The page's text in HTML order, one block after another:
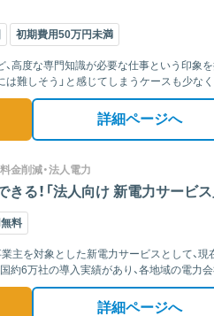
初期費用50万円未満
、高度な専門知識が必要な仕事という印象
詳細ページへ
金削減・法人電力
る！「法人向け 新電力サービ
料
業主を対象とした新電力サービスとして、
6万社の導入実績があり、各地域の電力会
詳細ページへ